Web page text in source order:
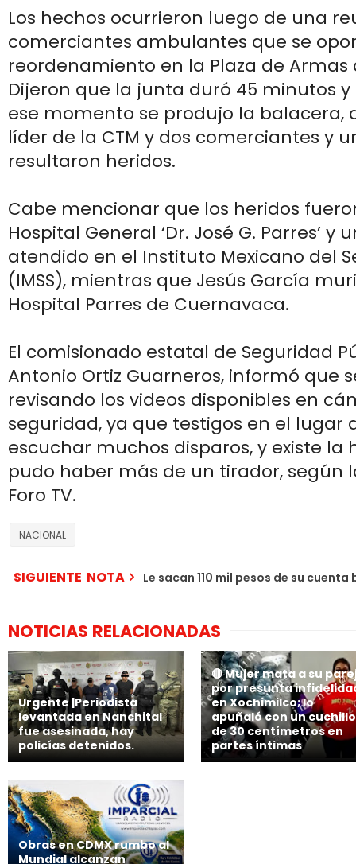
Los hechos ocurrieron luego de una
comerciantes ambulantes que se
reordenamiento en la Plaza de Armas
Dijeron que la junta duró 45 minutos
ese momento se produjo la balacera,
líder de la CTM y dos comerciantes y
resultaron heridos.
Cabe mencionar que los heridos
Hospital General ‘Dr. José G. Parres’ y
atendido en el Instituto Mexicano del
(IMSS), mientras que Jesús García
Hospital Parres de Cuernavaca.
El comisionado estatal de Seguridad
Antonio Ortiz Guarneros, informó que
revisando los videos disponibles en
seguridad, ya que testigos en el lugar
escuchar muchos disparos, y existe la
pudo haber más de un tirador, según
Foro TV.
NACIONAL
SIGUIENTE NOTA Le sacan 110 mil pesos de su
NOTICIAS RELACIONADAS
Urgente |Periodista
levantada en Nanchital
fue asesinada, hay
policías detenidos.
🔴 Mujer mata a su
por presunta
en Xochimilco; lo
apuñaló con un cuchillo
de 30 centímetros en
partes íntimas
Obras en CDMX rumbo al
Mundial alcanzan